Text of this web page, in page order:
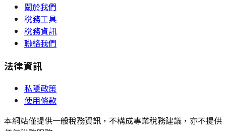
關於我們
稅務工具
稅務資訊
聯絡我們
法律資訊
私隱政策
使用條款
本網站僅提供一般稅務資訊，不構成專業稅務建議，亦不提供